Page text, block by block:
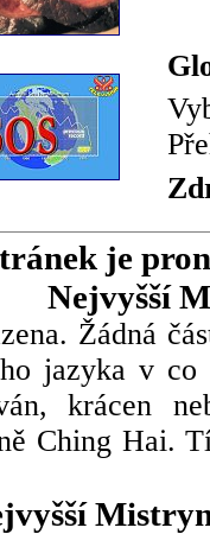
je
Nejvyšší
Žádná
jazyka v
krácen
Ching Hai.